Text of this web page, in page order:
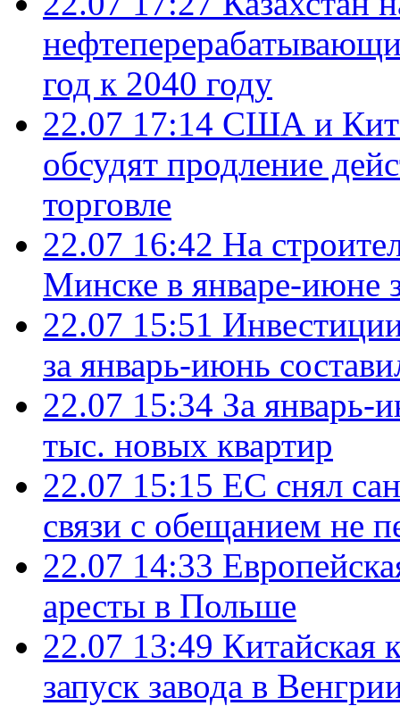
год к 2040 году
22.07 17:14 США и
обсудят продление
торговле
22.07 16:42 На
Минске в январе-июне
22.07 15:51
за январь-июнь
22.07 15:34 За январь-
тыс. новых квартир
22.07 15:15 ЕС снял
связи с обещанием не
22.07 14:33
аресты в Польше
22.07 13:49 Китайская
запуск завода в